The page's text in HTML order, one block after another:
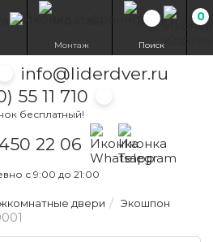
info@liderdver.ru
55 11 710
бесплатный!
22 06
Написать на
Написать на
с 9:00 до 21:00
0
Монтаж Поиск
двери
Экошпон